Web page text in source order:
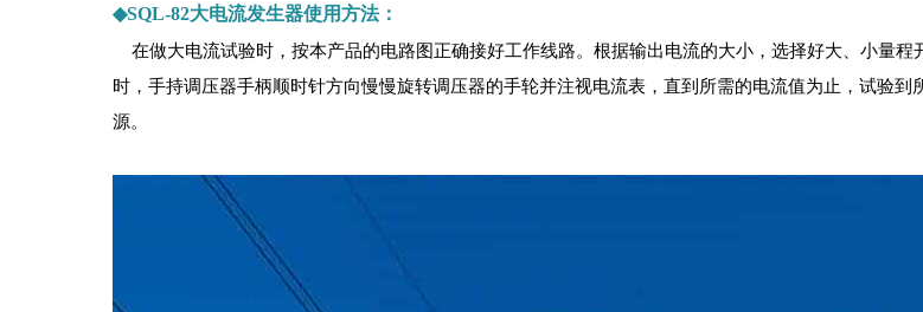
◆SQL-82大电流发生器使用方法：
在做大电流试验时，按本产品的电路图正确接好工作线路。根据输出电流的大小，选择好大、小量
时，手持调压器手柄顺时针方向慢慢旋转调压器的手轮并注视电流表，直到所需的电流值为止，试验
源。